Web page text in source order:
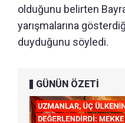
olduğunu belirten
yarışmalarına
duyduğunu söyledi.
GÜNÜN ÖZETİ